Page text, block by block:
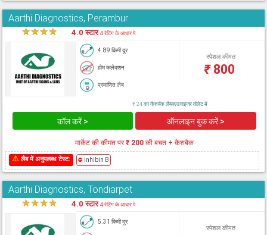
Aarthi Diagnostics, Perambur
★★★★ 4.0 स्टार4 रेटिंग के आधार पे
4.89 किमी दूर
होम कलेक्शन
प्रमाणित लैब
स्पेशल कीमत
₹800
₹ 24 का कैशबैक लैब्सएडवाइजर वॉलेट में
कॉल करें > ऑनलाइन बुक करें >
मार्केट की कीमत पर₹ 200की बचत + कैशबैक
⚠लैब में अनुपलब्ध टेस्ट: ⛔ Inhibin B
Aarthi Diagnostics, Tondiarpet
★★★★ 4.0 स्टार4 रेटिंग के आधार पे
5.31 किमी दूर
स्पेशल कीमत